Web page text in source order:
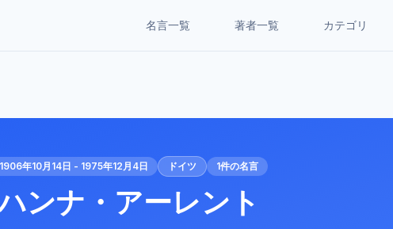
名言一覧 著者一覧 カテゴリ
1906年10月14日 - 1975年12月4日 ドイツ 1件の名言
ンナ・アーレント